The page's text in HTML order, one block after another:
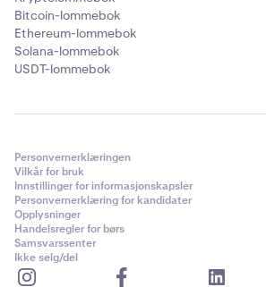
Bitcoin-lommebok
Ethereum-lommebok
Solana-lommebok
USDT-lommebok
Personvernerklæringen
Vilkår for bruk
Innstillinger for informasjonskapsler
Personvernerklæring for kandidater
Opplysninger
Handelsregler for børs
Samsvarssenter
Ikke selg/del